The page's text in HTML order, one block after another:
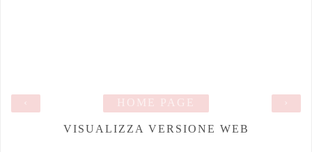
›
HOME PAGE
VISUALIZZA VERSIONE WEB